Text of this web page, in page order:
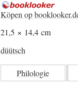
Köpen op
21,5 × 14,4 cm
düütsch
Philologie